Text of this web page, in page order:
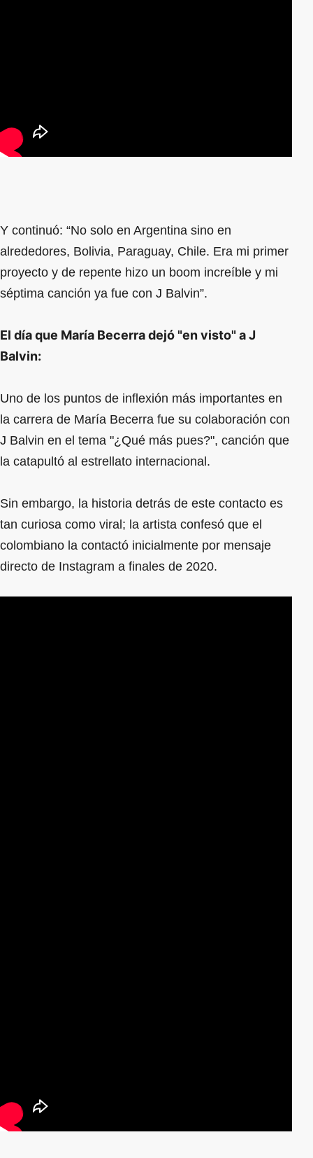
Y continuó: “No solo en Argentina sino en
alrededores, Bolivia, Paraguay, Chile. Era mi primer
proyecto y de repente hizo un boom increíble y mi
séptima canción ya fue con J Balvin”.
El día que María Becerra dejó "en visto" a J
Balvin:
Uno de los puntos de inflexión más importantes en
la carrera de María Becerra fue su colaboración con
J Balvin en el tema "¿Qué más pues?", canción que
la catapultó al estrellato internacional.
Sin embargo, la historia detrás de este contacto es
tan curiosa como viral; la artista confesó que el
colombiano la contactó inicialmente por mensaje
directo de Instagram a finales de 2020.